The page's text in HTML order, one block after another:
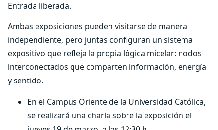
Entrada liberada.
Ambas exposiciones pueden visitarse de manera
independiente, pero juntas configuran un sistema
expositivo que refleja la propia lógica micelar: nodos
interconectados que comparten información, energía
y sentido.
En el Campus Oriente de la Universidad Católica,
se realizará una charla sobre la exposición el